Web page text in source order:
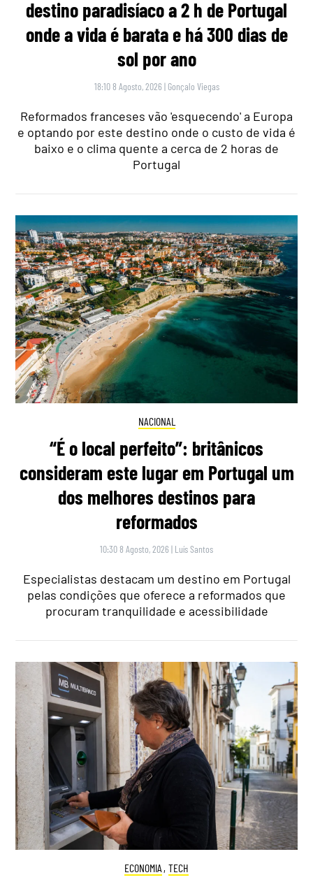
destino paradisíaco a 2 h de Portugal
onde a vida é barata e há 300 dias de
sol por ano
18:10 8 Agosto, 2026 | Gonçalo Viegas
Reformados franceses vão 'esquecendo' a Europa
e optando por este destino onde o custo de vida é
baixo e o clima quente a cerca de 2 horas de
Portugal
NACIONAL
“É o local perfeito”: britânicos
consideram este lugar em Portugal um
dos melhores destinos para
reformados
10:30 8 Agosto, 2026 | Luís Santos
Especialistas destacam um destino em Portugal
pelas condições que oferece a reformados que
procuram tranquilidade e acessibilidade
ECONOMIA , TECH